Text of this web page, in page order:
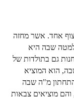
אחד. אשר מחזה
שבה היא
גם בתולדות של
הוא המוציא
מ"ה שבה
מוציאים צבאות